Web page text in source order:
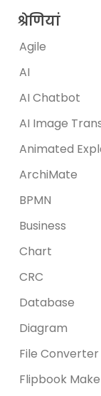
श्रेणियां
Agile
AI
AI Chatbot
AI Image
Animated
ArchiMate
BPMN
Business
Chart
CRC
Database
Diagram
File Converter
Flipbook